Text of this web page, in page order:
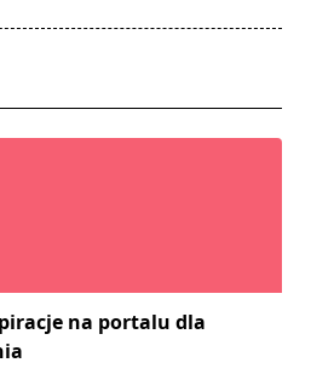
na portalu dla